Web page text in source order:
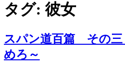
タグ: 彼女
スパン道百篇 その
めろ～